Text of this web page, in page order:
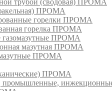
трубой (сводовая) ПРОМА
ПРОМА
горелки ПРОМА
горелка ПРОМА
газомазутные ПРОМА
мазутная ПРОМА
ПРОМА
ПРОМА
промышленные,